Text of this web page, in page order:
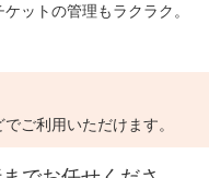
ットの管理もラクラク。
ご利用いただけます。